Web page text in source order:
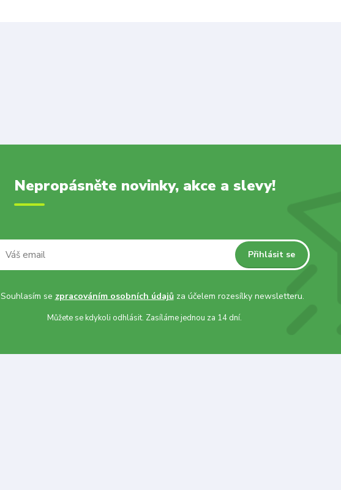
Nepropásněte novinky, akce a slevy!
Přihlásit se
Souhlasím se zpracováním osobních údajůza účelem rozesílky newsletteru.
Můžete se kdykoli odhlásit. Zasíláme jednou za 14 dní.